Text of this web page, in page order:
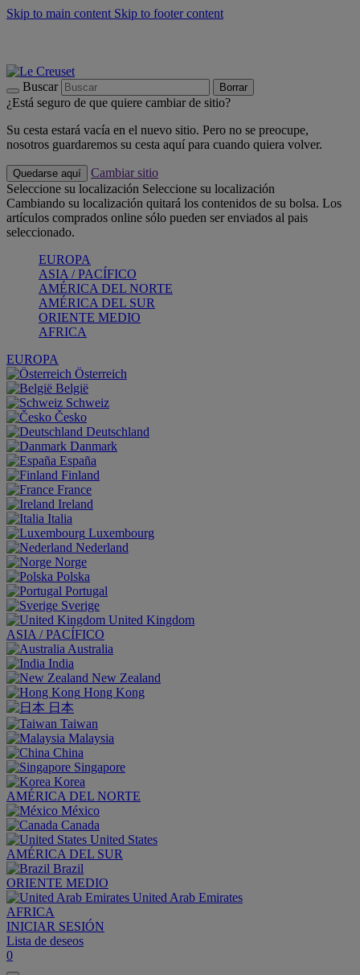
Skip to main content Skip to footer content
Buscar Borrar
¿Está seguro de que quiere cambiar de sitio?
Su cesta estará vacía en el nuevo sitio. Pero no se preocupe,
nosotros guardaremos su cesta aquí para cuando quiera volver.
Quedarse aquí
Cambiar sitio
Seleccione su localización Seleccione su localización
Cambiando su localización quitará los contenidos de su bolsa. Los
artículos comprados online sólo pueden ser enviados al pais
seleccionado.
EUROPA
ASIA / PACÍFICO
AMÉRICA DEL NORTE
AMÉRICA DEL SUR
ORIENTE MEDIO
AFRICA
EUROPA
Österreich
België
Schweiz
Česko
Deutschland
Danmark
España
Finland
France
Ireland
Italia
Luxembourg
Nederland
Norge
Polska
Portugal
Sverige
United Kingdom
ASIA / PACÍFICO
Australia
India
New Zealand
Hong Kong
日本
Taiwan
Malaysia
China
Singapore
Korea
AMÉRICA DEL NORTE
México
Canada
United States
AMÉRICA DEL SUR
Brazil
ORIENTE MEDIO
United Arab Emirates
AFRICA
INICIAR SESIÓN
Lista de deseos
0